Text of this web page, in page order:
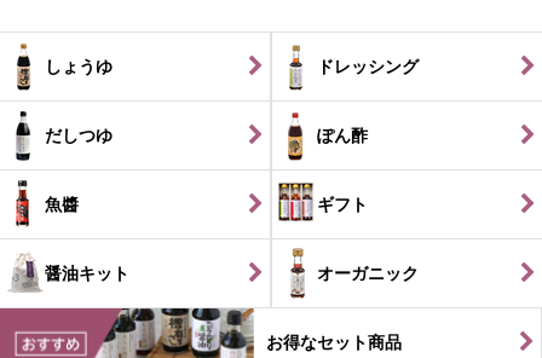
しょうゆ ドレッシング
だしつゆ ぽん酢
魚醬 ギフト
醤油キット オーガニック
お得なセット商品